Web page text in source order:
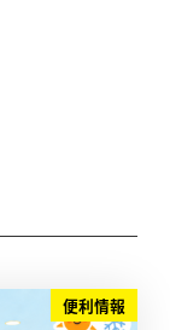
便利情報